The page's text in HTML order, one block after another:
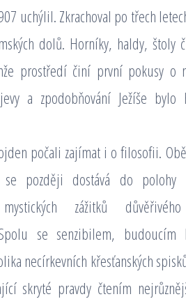
uchýlil. Zkrachoval po třech
dolů. Horníky, haldy, štoly
prostředí činí první pokusy o
a zpodobňování Ježíše bylo
počali zajímat i o filosofii.
později dostává do polohy
zážitků důvěřivého
se senzibilem, budoucím
necírkevních křesťanských
skryté pravdy čtením